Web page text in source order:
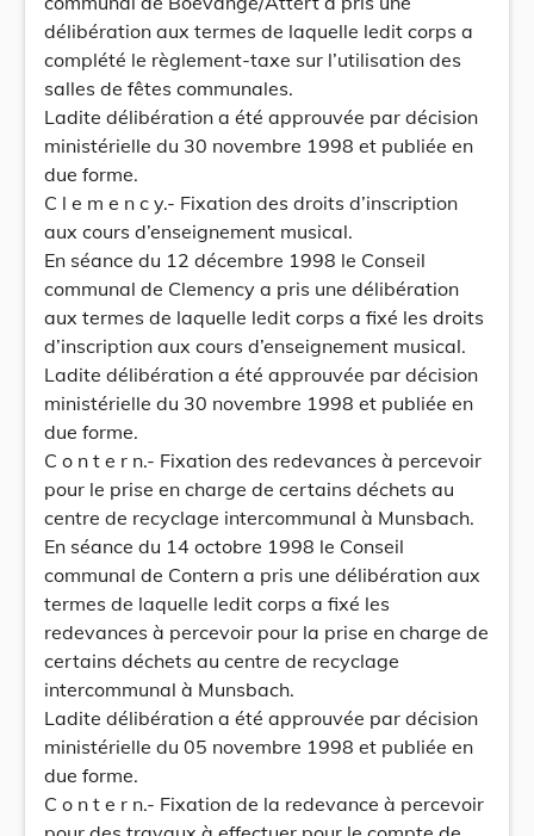
délibération aux termes de laquelle ledit corps a
complété le règlement-taxe sur l’utilisation des
salles de fêtes communales.
Ladite délibération a été approuvée par décision
ministérielle du 30 novembre 1998 et publiée en
due forme.
C l e m e n c y.- Fixation des droits d’inscription
aux cours d’enseignement musical.
En séance du 12 décembre 1998 le Conseil
communal de Clemency a pris une délibération
aux termes de laquelle ledit corps a fixé les droits
d’inscription aux cours d’enseignement musical.
Ladite délibération a été approuvée par décision
ministérielle du 30 novembre 1998 et publiée en
due forme.
C o n t e r n.- Fixation des redevances à percevoir
pour le prise en charge de certains déchets au
centre de recyclage intercommunal à Munsbach.
En séance du 14 octobre 1998 le Conseil
communal de Contern a pris une délibération aux
termes de laquelle ledit corps a fixé les
redevances à percevoir pour la prise en charge de
certains déchets au centre de recyclage
intercommunal à Munsbach.
Ladite délibération a été approuvée par décision
ministérielle du 05 novembre 1998 et publiée en
due forme.
C o n t e r n.- Fixation de la redevance à percevoir